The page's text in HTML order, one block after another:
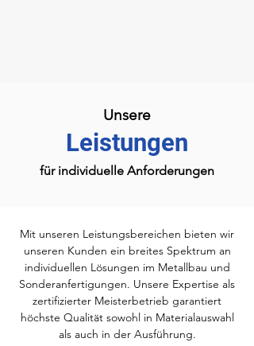
Unsere
Leistungen
für individuelle Anforderungen
Mit unseren Leistungsbereichen bieten wir
unseren Kunden ein breites Spektrum an
individuellen Lösungen im Metallbau und
Sonderanfertigungen. Unsere Expertise als
zertifizierter Meisterbetrieb garantiert
höchste Qualität sowohl in Materialauswahl
als auch in der Ausführung.